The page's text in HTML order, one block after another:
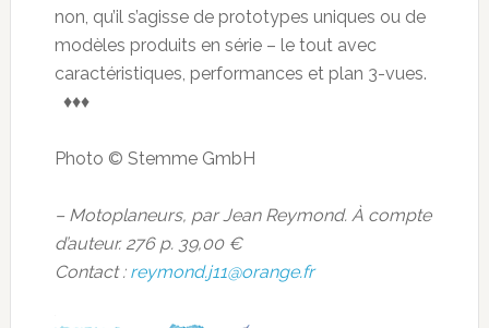
non, qu’il s’agisse de prototypes uniques ou de
modèles produits en série – le tout avec
caractéristiques, performances et plan 3-vues.
♦♦♦
Photo © Stemme GmbH
– Motoplaneurs, par Jean Reymond. À compte
d’auteur. 276 p. 39,00 €
Contact : reymond.j11@orange.fr